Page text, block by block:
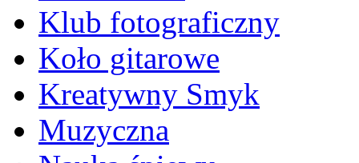
Klub fotograficzny
Koło gitarowe
Kreatywny Smyk
Muzyczna